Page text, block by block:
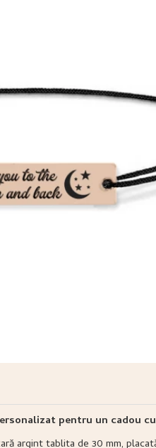
pentru un cadou
argint tablita de 30 mm,